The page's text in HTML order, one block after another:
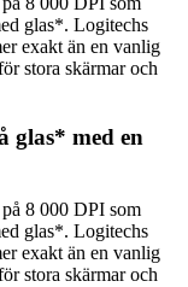
glas*. Logitechs
exakt än en vanlig
stora skärmar och
glas* med en
8 000 DPI som
glas*. Logitechs
exakt än en vanlig
stora skärmar och